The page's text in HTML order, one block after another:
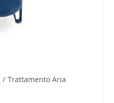
/ Trattamento Aria